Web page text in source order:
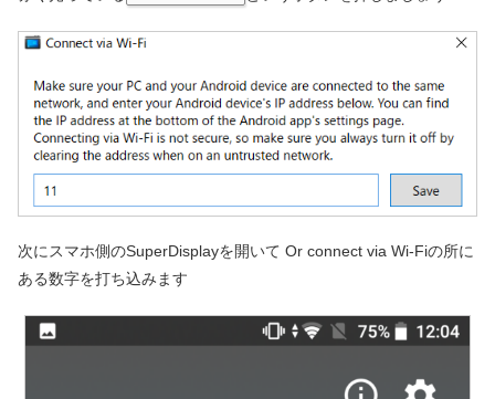
次にスマホ側のSuperDisplayを開いて Or connect via Wi-Fiの所に
ある数字を打ち込みます